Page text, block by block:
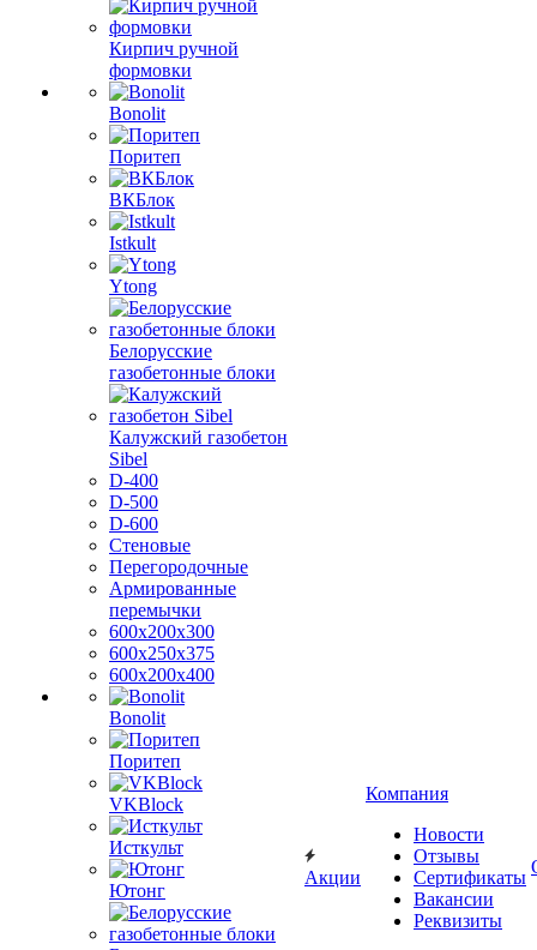
Кирпич ручной
формовки
Bonolit
Поритеп
ВКБлок
Istkult
Ytong
Белорусские
газобетонные блоки
Калужский газобетон
Sibel
D-400
D-500
D-600
Стеновые
Перегородочные
Армированные
перемычки
600х200х300
600х250х375
600х200х400
Bonolit
Поритеп
VKBlock
Исткульт
Ютонг
Акции
Компания
Новости
Отзывы
Сертификаты
Вакансии
Реквизиты